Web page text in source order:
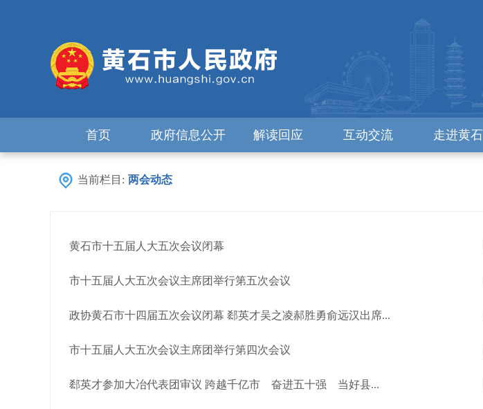
首页 政府信息公开 解读回应 互动交流 走进黄石
当前栏目: 两会动态
黄石市十五届人大五次会议闭幕
市十五届人大五次会议主席团举行第五次会议
政协黄石市十四届五次会议闭幕 郄英才吴之凌郝胜勇俞远汉出席...
市十五届人大五次会议主席团举行第四次会议
郄英才参加大冶代表团审议 跨越千亿市 奋进五十强 当好县...